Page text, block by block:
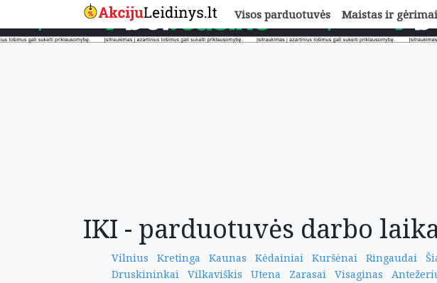
Visos parduotuvės Maistas ir
IKI - parduotuvės darbo
Vilnius Kretinga Kaunas Kėdainiai Kuršėnai Ringaudai
Druskininkai
Vilkaviškis Utena Zarasai Visaginas